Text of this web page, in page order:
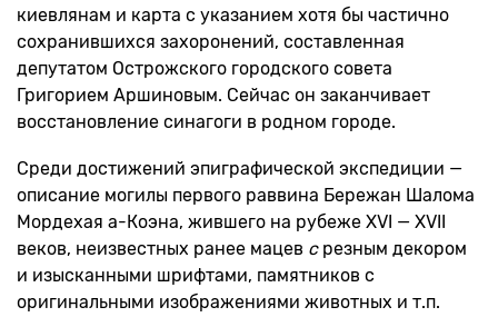
киевлянам и карта с указанием хотя бы частично
сохранившихся захоронений, составленная
депутатом Острожского городского совета
Григорием Аршиновым. Сейчас он заканчивает
восстановление синагоги в родном городе.
Среди достижений эпиграфической экспедиции —
описание могилы первого раввина Бережан Шалома
Мордехая а-Коэна, жившего на рубеже XVI — XVII
веков, неизвестных ранее мацев с резным декором
и изысканными шрифтами, памятников с
оригинальными изображениями животных и т.п.